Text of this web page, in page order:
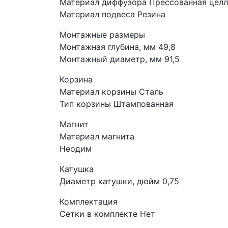
Материал диффузора Прессованная
Материал подвеса Резина
Монтажные размеры
Монтажная глубина, мм 49,8
Монтажный диаметр, мм 91,5
Корзина
Материал корзины Сталь
Тип корзины Штампованная
Магнит
Материал магнита
Неодим
Катушка
Диаметр катушки, дюйм 0,75
Комплектация
Сетки в комплекте Нет